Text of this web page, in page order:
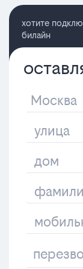
хотите
билайн